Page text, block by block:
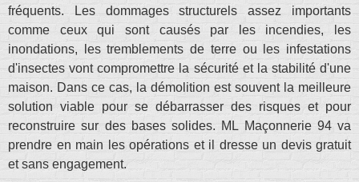
fréquents. Les dommages structurels assez importants
comme ceux qui sont causés par les incendies, les
inondations, les tremblements de terre ou les infestations
d'insectes vont compromettre la sécurité et la stabilité d'une
maison. Dans ce cas, la démolition est souvent la meilleure
solution viable pour se débarrasser des risques et pour
reconstruire sur des bases solides. ML Maçonnerie 94 va
prendre en main les opérations et il dresse un devis gratuit
et sans engagement.